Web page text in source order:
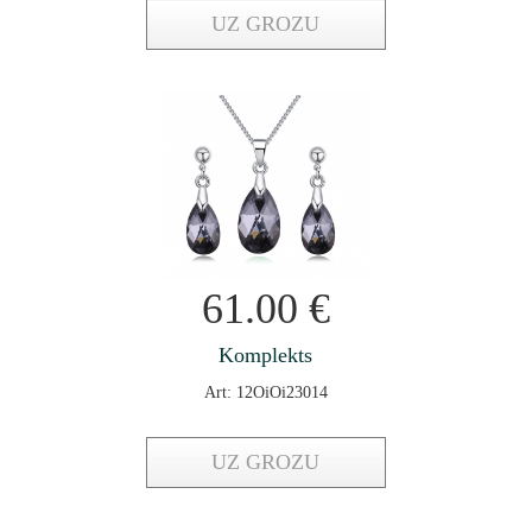
UZ GROZU
61.00 €
Komplekts
Art: 12OiOi23014
UZ GROZU